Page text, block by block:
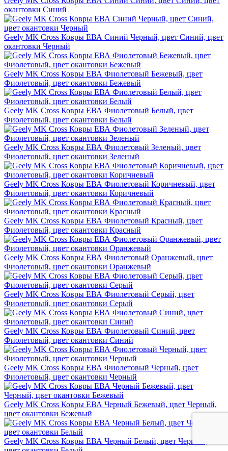
окантовки Синий
Geely MK Cross Ковры ЕВА Синий Черный, цвет Синий, цвет
окантовки Черный
Geely MK Cross Ковры ЕВА Фиолетовый Бежевый, цвет
Фиолетовый, цвет окантовки Бежевый
Geely MK Cross Ковры ЕВА Фиолетовый Белый, цвет
Фиолетовый, цвет окантовки Белый
Geely MK Cross Ковры ЕВА Фиолетовый Зеленый, цвет
Фиолетовый, цвет окантовки Зеленый
Geely MK Cross Ковры ЕВА Фиолетовый Коричневый, цвет
Фиолетовый, цвет окантовки Коричневый
Geely MK Cross Ковры ЕВА Фиолетовый Красный, цвет
Фиолетовый, цвет окантовки Красный
Geely MK Cross Ковры ЕВА Фиолетовый Оранжевый, цвет
Фиолетовый, цвет окантовки Оранжевый
Geely MK Cross Ковры ЕВА Фиолетовый Серый, цвет
Фиолетовый, цвет окантовки Серый
Geely MK Cross Ковры ЕВА Фиолетовый Синий, цвет
Фиолетовый, цвет окантовки Синий
Geely MK Cross Ковры ЕВА Фиолетовый Черный, цвет
Фиолетовый, цвет окантовки Черный
Geely MK Cross Ковры ЕВА Черный Бежевый, цвет Черный,
цвет окантовки Бежевый
Geely MK Cross Ковры ЕВА Черный Белый, цвет Черный,